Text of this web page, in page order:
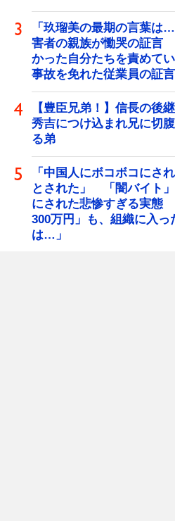
「玖瑠美の最期の言葉
害者の親族が慟哭の証言
かった自分たちを責めて
事故を免れた従業員の証
【豊臣兄弟！】信長の後
秀吉につけ込まれ兄に切
る弟
「中国人にボコボコにさ
とされた」 「闇バイト
にされた悲惨すぎる実態
300万円」も、組織に入っ
は…」